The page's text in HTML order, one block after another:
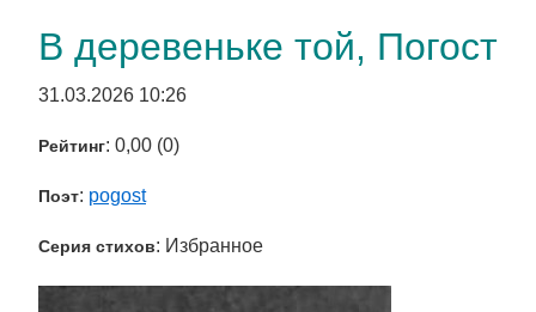
В деревеньке той, Погост
31.03.2026 10:26
Рейтинг: 0,00 (0)
Поэт: pogost
Серия стихов: Избранное